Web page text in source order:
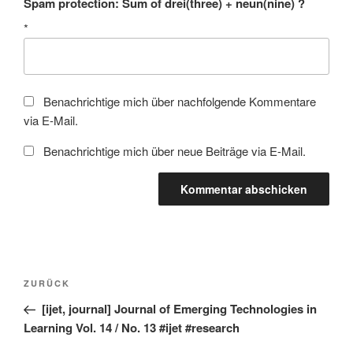
*
Benachrichtige mich über nachfolgende Kommentare
via E-Mail.
Benachrichtige mich über neue Beiträge via E-Mail.
Beitragsnavigation
Vorheriger
Beitrag
ZURÜCK
[ijet, journal] Journal of Emerging Technologies in
Learning Vol. 14 / No. 13 #ijet #research